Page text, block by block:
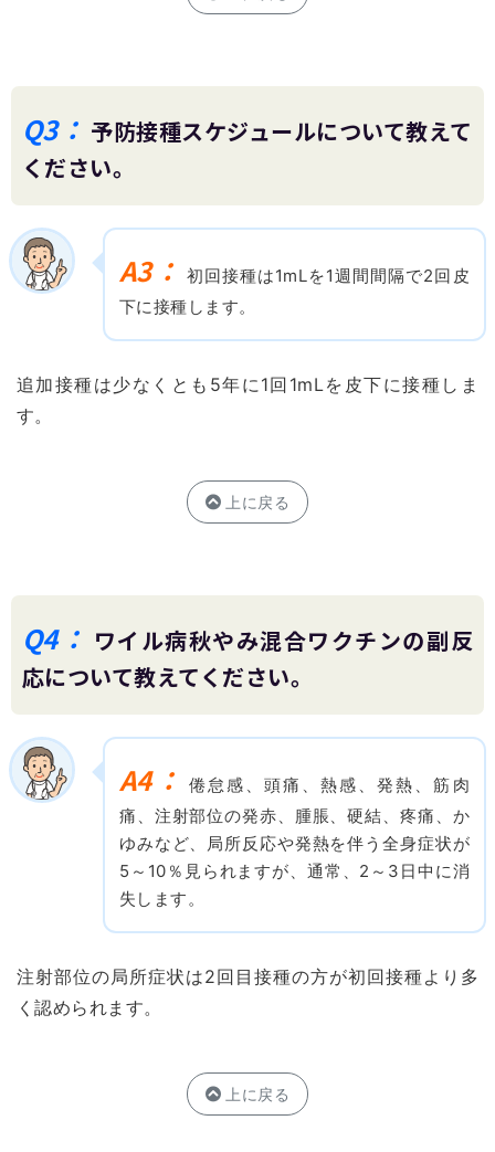
Q3： 予防接種スケジュールについて教えて
ください。
A3：
初回接種は1mLを1週間間隔で2回皮
下に接種します。
追加接種は少なくとも5年に1回1mLを皮下に接種しま
す。
上に戻る
Q4： ワイル病秋やみ混合ワクチンの副反
応について教えてください。
A4：
倦怠感、頭痛、熱感、発熱、筋肉
痛、注射部位の発赤、腫脹、硬結、疼痛、か
ゆみなど、局所反応や発熱を伴う全身症状が
5～10％見られますが、通常、2～3日中に消
失します。
注射部位の局所症状は2回目接種の方が初回接種より多
く認められます。
上に戻る